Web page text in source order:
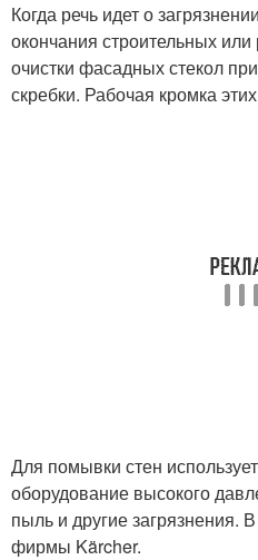
Когда речь идет о
окончания строительных
очистки фасадных стекол
скребки. Рабочая кромка
Для помывки стен
оборудование высокого
пыль и другие загрязнения.
фирмы Kärcher.